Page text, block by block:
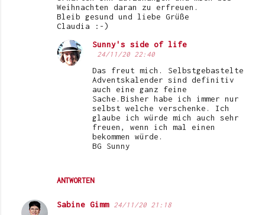
Weihnachten daran zu erfreuen.
Bleib gesund und liebe Grüße
Claudia :-)
ANTWORTEN
Sunny's side of life
24/11/20 22:40
Das freut mich. Selbstgebastelte
Adventskalender sind definitiv
auch eine ganz feine
Sache.Bisher habe ich immer nur
selbst welche verschenke. Ich
glaube ich würde mich auch sehr
freuen, wenn ich mal einen
bekommen würde.
BG Sunny
Sabine Gimm 24/11/20 21:18